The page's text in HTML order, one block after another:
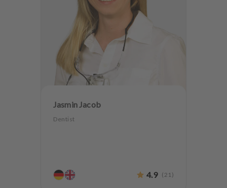
Jasmin Jacob
Dentist
4.9 ( 21 )